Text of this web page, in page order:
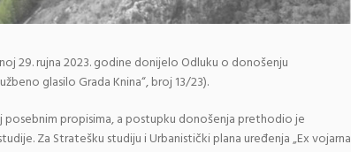
29. rujna 2023. godine donijelo Odluku o donošenju
glasilo Grada Knina“, broj 13/23).
propisima, a postupku donošenja prethodio je
Za Stratešku studiju i Urbanistički plana uređenja „Ex vojarna